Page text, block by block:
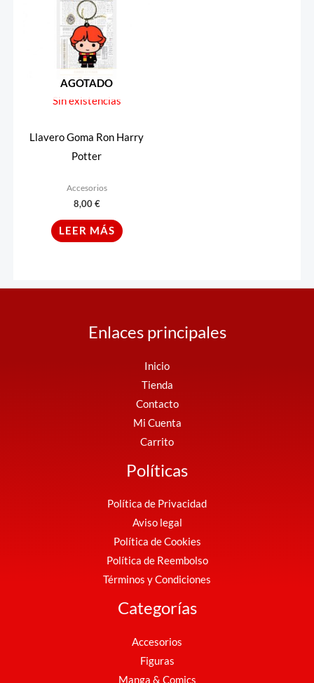
AGOTADO
Sin existencias
Llavero Goma Ron Harry
Potter
Accesorios
8,00€
LEER MÁS
Enlaces principales
Inicio
Tienda
Contacto
Mi Cuenta
Carrito
Políticas
Política de Privacidad
Aviso legal
Política de Cookies
Política de Reembolso
Términos y Condiciones
Categorías
Accesorios
Figuras
Manga & Comics